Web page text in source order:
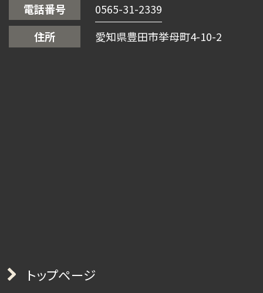
電話番号
0565-31-2339
住所
愛知県豊田市挙母町4-10-2
トップページ